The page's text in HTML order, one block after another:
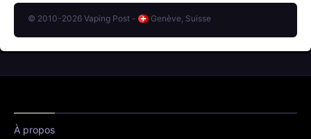
© 2010-2026 Vaping Post - Genève, Suisse
À propos